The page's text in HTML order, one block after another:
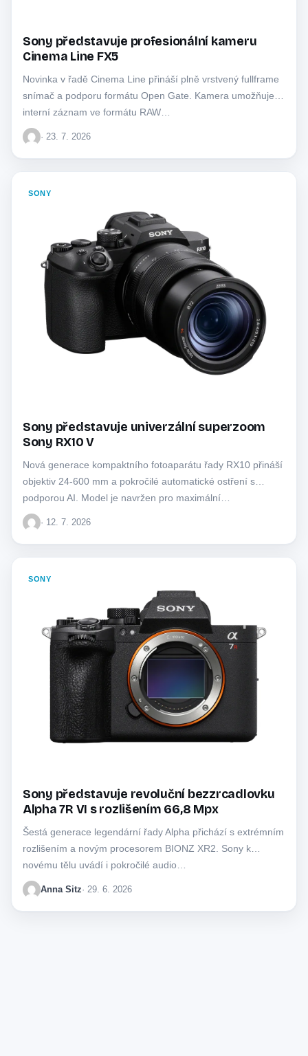
Sony představuje profesionální kameru
Cinema Line FX5
Novinka v řadě Cinema Line přináší plně vrstvený fullframe
snímač a podporu formátu Open Gate. Kamera umožňuje
interní záznam ve formátu RAW…
· 23. 7. 2026
SONY
Sony představuje univerzální superzoom
Sony RX10 V
Nová generace kompaktního fotoaparátu řady RX10 přináší
objektiv 24-600 mm a pokročilé automatické ostření s
podporou AI. Model je navržen pro maximální…
· 12. 7. 2026
SONY
Sony představuje revoluční bezzrcadlovku
Alpha 7R VI s rozlišením 66,8 Mpx
Šestá generace legendární řady Alpha přichází s extrémním
rozlišením a novým procesorem BIONZ XR2. Sony k
novému tělu uvádí i pokročilé audio…
Anna Sitz· 29. 6. 2026